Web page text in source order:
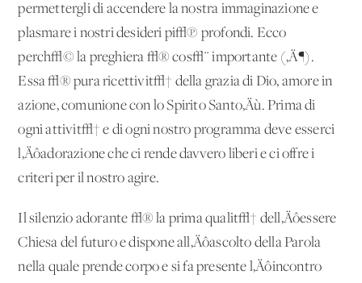
permettergli di accendere la nostra immaginazione e
plasmare i nostri desideri pi√π profondi. Ecco
perch√© la preghiera √® cos√¨ importante (‚Ä¶).
Essa √® pura ricettivit√† della grazia di Dio, amore in
azione, comunione con lo Spirito Santo‚Äù. Prima di
ogni attivit√† e di ogni nostro programma deve esserci
l‚Äôadorazione che ci rende davvero liberi e ci offre i
criteri per il nostro agire.
Il silenzio adorante √® la prima qualit√† dell‚Äôessere
Chiesa del futuro e dispone all‚Äôascolto della Parola
nella quale prende corpo e si fa presente l‚Äôincontro